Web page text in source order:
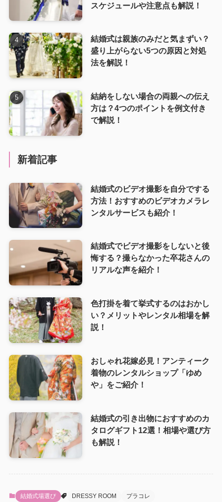
スケジュールや注意点も解説！
結婚式は親族のみだと気まずい？
盛り上がらない5つの原因と対処
法を解説！
結納をしない場合の両親への伝え
方は？4つのポイントを例文付き
で解説！
新着記事
結婚式のビデオ撮影を自分でする
方法！おすすめのビデオカメラレ
ンタルサービスも紹介！
結婚式でビデオ撮影をしないと後
悔する？撮らなかった卒花さんの
リアルな声を紹介！
色打掛を着て挙式するのはおかし
い？メリットやレンタル相場を解
説！
おしゃれ花嫁必見！アンティーク
着物のレンタルショップ「ゆめ
や」をご紹介！
結婚式の引き出物におすすめのカ
タログギフト12選！相場や選び方
も解説！
結婚式場選び DRESSY ROOM プラコレ